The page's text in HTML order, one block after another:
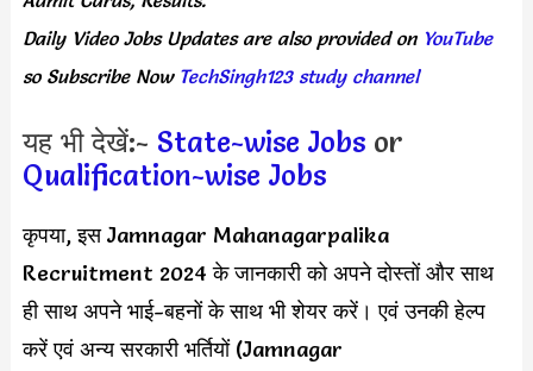
Daily Video Jobs Updates are also provided onYouTube
so Subscribe Now TechSingh123 study channel
यह भी देखें:- State-wise Jobs or
Qualification-wise Jobs
कृपया, इस Jamnagar Mahanagarpalika
Recruitment 2024 के जानकारी को अपने दोस्तों और साथ
ही साथ अपने भाई-बहनों के साथ भी शेयर करें। एवं उनकी हेल्प
करें एवं अन्य सरकारी भर्तियों (Jamnagar